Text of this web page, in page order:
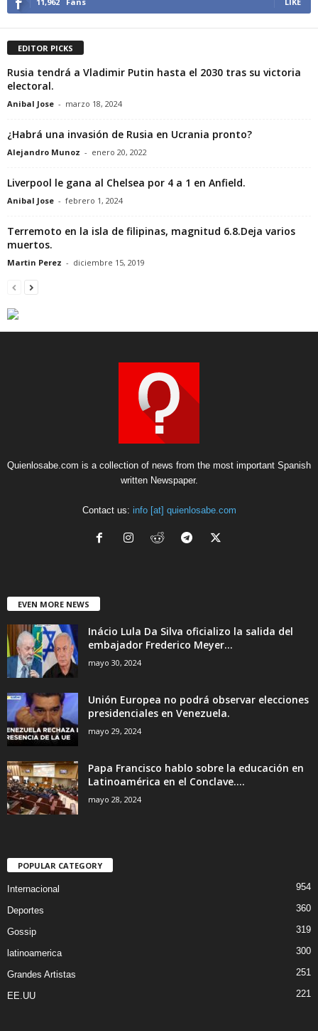
EDITOR PICKS
Rusia tendrá a Vladimir Putin hasta el 2030 tras su victoria
electoral.
Anibal Jose - marzo 18, 2024
¿Habrá una invasión de Rusia en Ucrania pronto?
Alejandro Munoz - enero 20, 2022
Liverpool le gana al Chelsea por 4 a 1 en Anfield.
Anibal Jose - febrero 1, 2024
Terremoto en la isla de filipinas, magnitud 6.8.Deja varios
muertos.
Martin Perez - diciembre 15, 2019
Quienlosabe.com is a collection of news from the most important Spanish
written Newspaper.
Contact us: info [at] quienlosabe.com
EVEN MORE NEWS
Inácio Lula Da Silva oficializo la salida del
embajador Frederico Meyer...
mayo 30, 2024
Unión Europea no podrá observar elecciones
presidenciales en Venezuela.
mayo 29, 2024
Papa Francisco hablo sobre la educación en
Latinoamérica en el Conclave....
mayo 28, 2024
POPULAR CATEGORY
Internacional 954
Deportes 360
Gossip 319
latinoamerica 300
Grandes Artistas 251
EE.UU 221